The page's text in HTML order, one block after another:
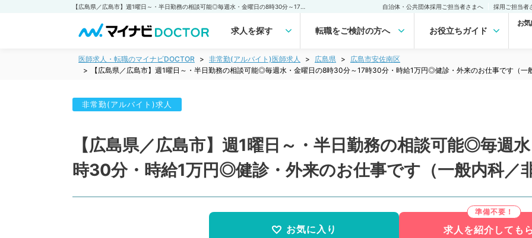
自治体・公共団体採用ご担当者さまへ 採用ご担当者
求人を探す 転職をご検討の方へ お役立ちガイド
お
医師求人・転職のマイナビDOCTOR 非常勤(アルバイト)医師求人 広島県
広島市安佐南区
【広島県／広島市】週1曜日～・半日勤務の相談可能◎毎週水・金曜日の8時30分～17時30分・時給1万円◎健診・外来のお仕事です（一
非常勤(アルバイト)求人
【広島県／広島市】週1曜日～・半日勤務の相談可能◎毎週
時30分・時給1万円◎健診・外来のお仕事です（一般内科／
お気に入り 求人を紹介しても